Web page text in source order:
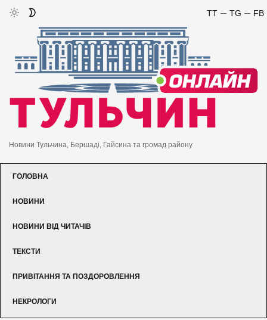
FB
TG
TT
Новини Тульчина, Бершаді, Гайсина та громад району
ГОЛОВНА
НОВИНИ
НОВИНИ ВІД ЧИТАЧІВ
ТЕКСТИ
ПРИВІТАННЯ ТА ПОЗДОРОВЛЕННЯ
НЕКРОЛОГИ